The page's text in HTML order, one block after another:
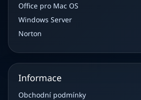
Office pro Mac OS
Windows Server
Norton
Informace
Obchodní podmínky